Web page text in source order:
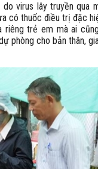
virus lây truyền qua
có thuốc điều trị đặc
riêng trẻ em mà ai
phòng cho bản thân,